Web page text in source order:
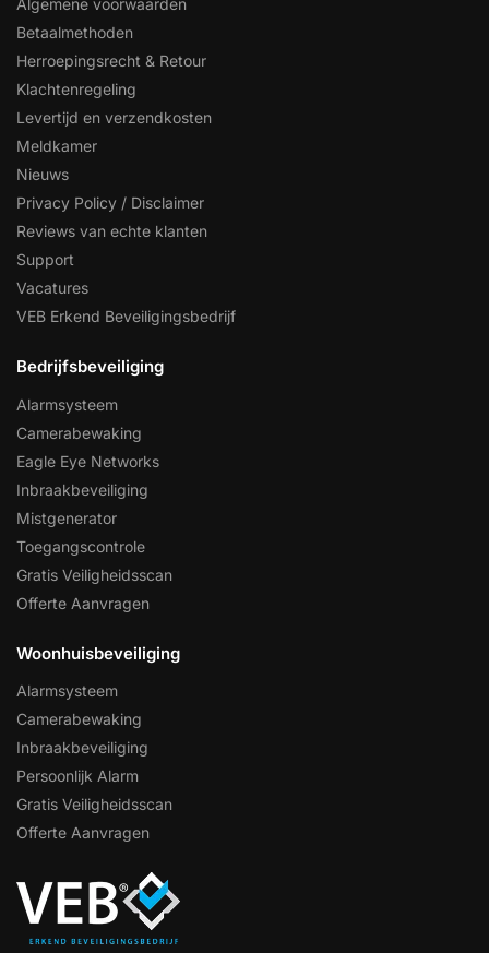
Algemene voorwaarden
Betaalmethoden
Herroepingsrecht & Retour
Klachtenregeling
Levertijd en verzendkosten
Meldkamer
Nieuws
Privacy Policy / Disclaimer
Reviews van echte klanten
Support
Vacatures
VEB Erkend Beveiligingsbedrijf
Bedrijfsbeveiliging
Alarmsysteem
Camerabewaking
Eagle Eye Networks
Inbraakbeveiliging
Mistgenerator
Toegangscontrole
Gratis Veiligheidsscan
Offerte Aanvragen
Woonhuisbeveiliging
Alarmsysteem
Camerabewaking
Inbraakbeveiliging
Persoonlijk Alarm
Gratis Veiligheidsscan
Offerte Aanvragen